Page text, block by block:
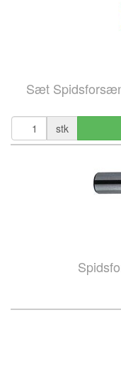
Sæt
stk